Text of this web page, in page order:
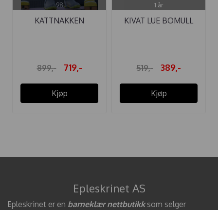
98
KATTNAKKEN
899,- 719,-
Kjøp
1 år
KIVAT LUE BOMULL
519,- 389,-
Kjøp
Epleskrinet AS
Epleskrinet er en barneklær nettbutikksom selger